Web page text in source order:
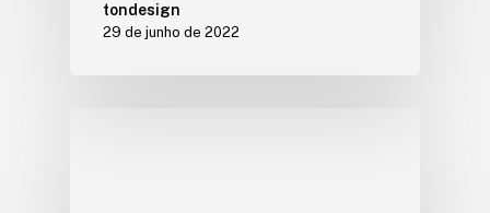
tondesign
29 de junho de 2022